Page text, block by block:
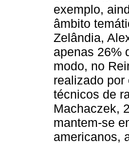
exemplo,
âmbito
Zelândia,
apenas 26%
modo, no
realizado
técnicos de
Machaczek,
mantem-se
americanos,